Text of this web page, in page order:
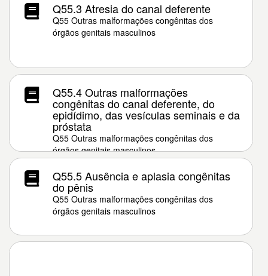
Q55.3 Atresia do canal deferente
Q55 Outras malformações congênitas dos
órgãos genitais masculinos
Q55.4 Outras malformações
congênitas do canal deferente, do
epidídimo, das vesículas seminais e da
próstata
Q55 Outras malformações congênitas dos
órgãos genitais masculinos
Q55.5 Ausência e aplasia congênitas
do pênis
Q55 Outras malformações congênitas dos
órgãos genitais masculinos